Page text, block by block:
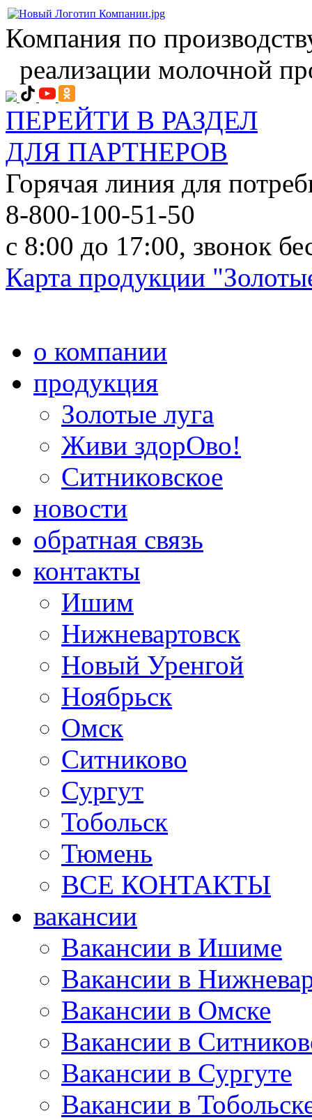
Компания по
реализации молочной
ПЕРЕЙТИ В РАЗДЕЛ
ДЛЯ ПАРТНЕРОВ
Горячая линия для
8-800-100-51-50
с 8:00 до 17:00, звонок
Карта продукции
о компании
продукция
Золотые луга
Живи здорОво!
Ситниковское
новости
обратная связь
контакты
Ишим
Нижневартовск
Новый Уренгой
Ноябрьск
Омск
Ситниково
Сургут
Тобольск
Тюмень
ВСЕ КОНТАКТЫ
вакансии
Вакансии в Ишиме
Вакансии в
Вакансии в Омске
Вакансии в
Вакансии в Сургуте
Вакансии в